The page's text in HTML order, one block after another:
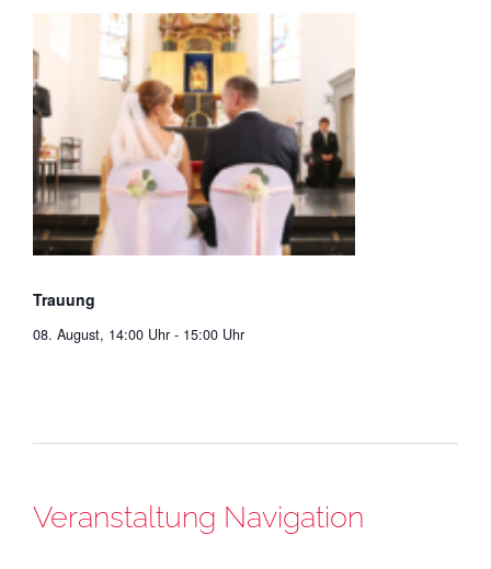
Trauung
08. August, 14:00 Uhr - 15:00 Uhr
Veranstaltung Navigation